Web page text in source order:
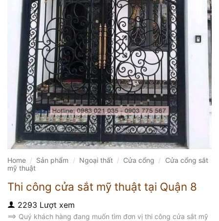
Home / Sản phẩm / Ngoại thất / Cửa cổng /
Cửa cổng sắt
mỹ thuật
Thi công cửa sắt mỹ thuật tại Quận 8
2293 Lượt xem
==> Quý khách hàng đang muốn tìm đơn vị thi công cửa sắt mỹ